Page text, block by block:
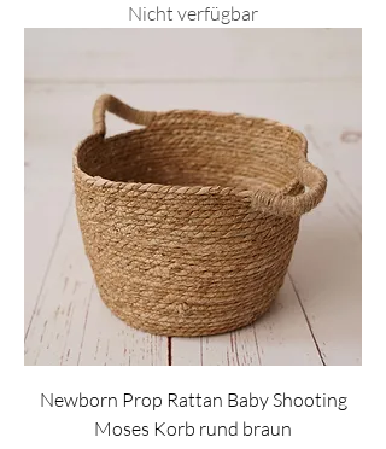
Nicht verfügbar
Newborn Prop Rattan Baby Shooting
Moses Korb rund braun